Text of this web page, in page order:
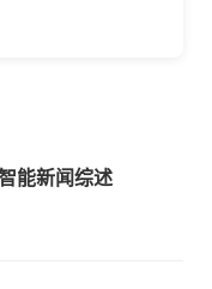
能新闻综述